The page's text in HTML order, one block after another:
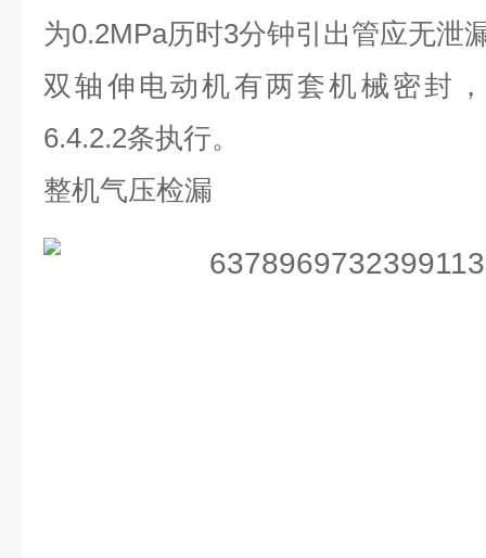
为0.2MPa历时3分钟引出管应无泄
双轴伸电动机有两套机械密封
6.4.2.2条执行。
整机气压检漏